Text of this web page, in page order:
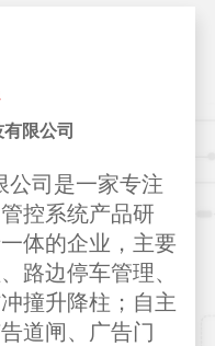
限公司
公司是一家专注
控系统产品研
体的企业，主要
路边停车管理、
撞升降柱；自主
道闸、广告门